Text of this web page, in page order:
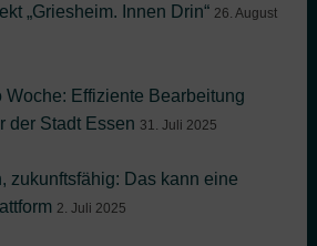
„Griesheim. Innen Drin“ 26. August
Woche: Effiziente Bearbeitung
der Stadt Essen 31. Juli 2025
zukunftsfähig: Das kann eine
2. Juli 2025